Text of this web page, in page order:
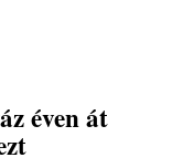
éven át